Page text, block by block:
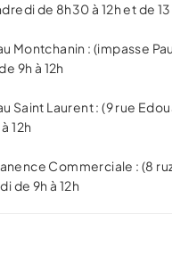
de 8h30 à 12h et de
Montchanin : (impasse
9h à 12h
Saint Laurent : (9 rue
12h
Commerciale : (8
de 9h à 12h